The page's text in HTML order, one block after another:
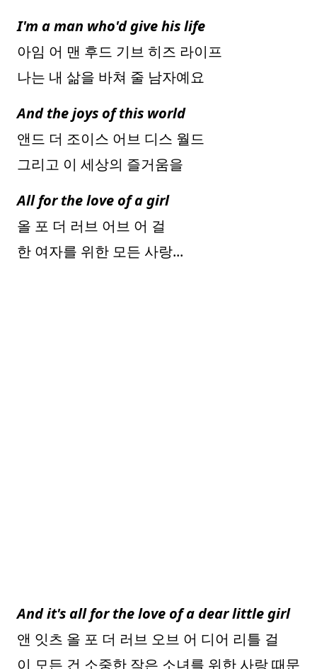
I'm a man who'd give his life
아임 어 맨 후드 기브 히즈 라이프
나는 내 삶을 바쳐 줄 남자예요
And the joys of this world
앤드 더 조이스 어브 디스 월드
그리고 이 세상의 즐거움을
All for the love of a girl
올 포 더 러브 어브 어 걸
한 여자를 위한 모든 사랑...
And it's all for the love of a dear little girl
앤 잇츠 올 포 더 러브 오브 어 디어 리틀 걸
이 모든 건 소중한 작은 소녀를 위한 사랑 때문